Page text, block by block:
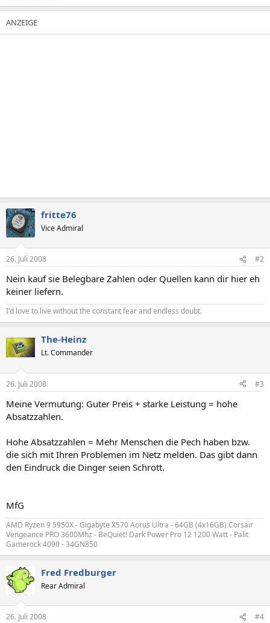
fritte76
Vice Admiral
26. Juli 2008 #2
Nein kauf sie Belegbare Zahlen oder Quellen kann dir hier eh
keiner liefern.
I'd love to live without the constant fear and endless doubt.
The-Heinz
Lt. Commander
26. Juli 2008 #3
Meine Vermutung: Guter Preis + starke Leistung = hohe
Absatzzahlen.
Hohe Absatzzahlen = Mehr Menschen die Pech haben bzw.
die sich mit Ihren Problemen im Netz melden. Das gibt dann
den Eindruck die Dinger seien Schrott.
MfG
AMD Ryzen 9 5950X - Gigabyte X570 Aorus Ultra - 64GB (4x16GB) Corsair
Vengeance PRO 3600Mhz - BeQuiet! Dark Power Pro 12 1200 Watt - Palit
Gamerock 4090 - 34GN850
Fred Fredburger
Rear Admiral
26. Juli 2008 #4